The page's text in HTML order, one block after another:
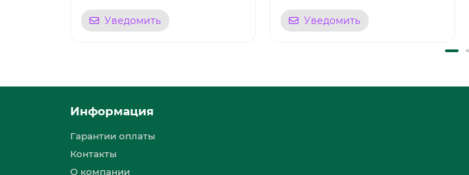
Уведомить Уведомить
Информация
Гарантии оплаты
Контакты
О компании